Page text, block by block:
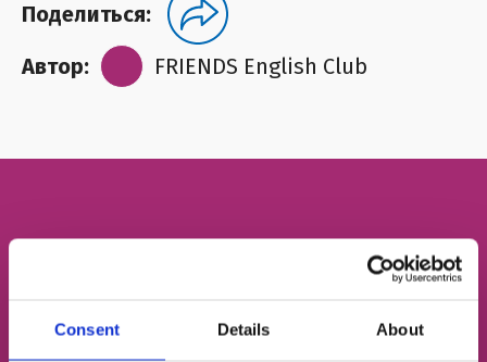
Consent Details About
Поделиться:
Автор:
FRIENDS English Club
Бесплатный пробный